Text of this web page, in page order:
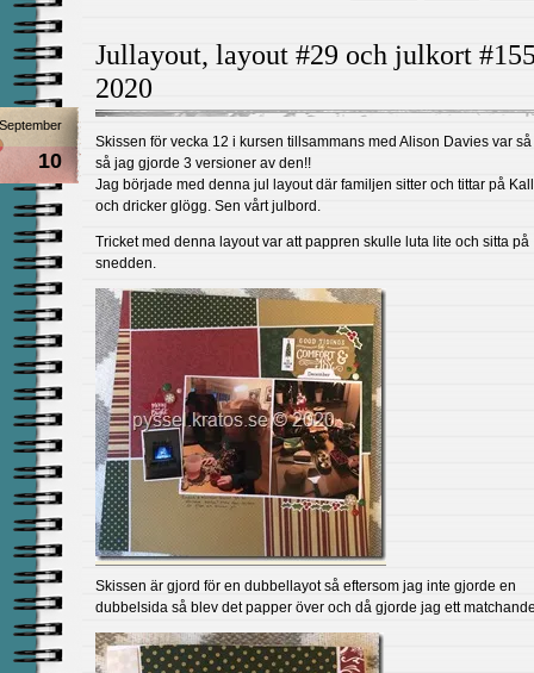
Jullayout, layout #29 och julkort
2020
September
10
Skissen för vecka 12 i kursen tillsammans med Alison Davies var
så jag gjorde 3 versioner av den!!
Jag började med denna jul layout där familjen sitter och tittar på
och dricker glögg. Sen vårt julbord.
Tricket med denna layout var att pappren skulle luta lite och sitta på
snedden.
Skissen är gjord för en dubbellayot så eftersom jag inte gjorde en
dubbelsida så blev det papper över och då gjorde jag ett